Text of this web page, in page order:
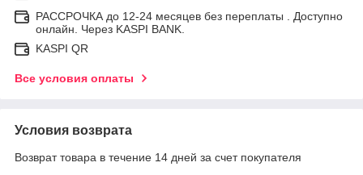
РАССРОЧКА до 12-24 месяцев без переплаты . Доступно
онлайн. Через KASPI BANK.
KASPI QR
Все условия оплаты
Условия возврата
Возврат товара в течение 14 дней за счет покупателя